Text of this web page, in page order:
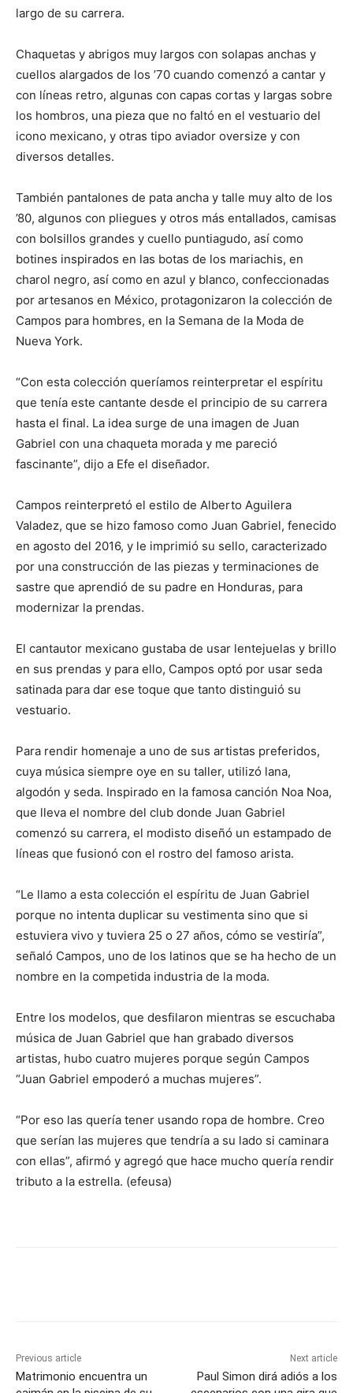
largo de su carrera.
Chaquetas y abrigos muy largos con solapas anchas y
cuellos alargados de los ’70 cuando comenzó a cantar y
con líneas retro, algunas con capas cortas y largas sobre
los hombros, una pieza que no faltó en el vestuario del
icono mexicano, y otras tipo aviador oversize y con
diversos detalles.
También pantalones de pata ancha y talle muy alto de los
’80, algunos con pliegues y otros más entallados, camisas
con bolsillos grandes y cuello puntiagudo, así como
botines inspirados en las botas de los mariachis, en
charol negro, así como en azul y blanco, confeccionadas
por artesanos en México, protagonizaron la colección de
Campos para hombres, en la Semana de la Moda de
Nueva York.
“Con esta colección queríamos reinterpretar el espíritu
que tenía este cantante desde el principio de su carrera
hasta el final. La idea surge de una imagen de Juan
Gabriel con una chaqueta morada y me pareció
fascinante”, dijo a Efe el diseñador.
Campos reinterpretó el estilo de Alberto Aguilera
Valadez, que se hizo famoso como Juan Gabriel, fenecido
en agosto del 2016, y le imprimió su sello, caracterizado
por una construcción de las piezas y terminaciones de
sastre que aprendió de su padre en Honduras, para
modernizar la prendas.
El cantautor mexicano gustaba de usar lentejuelas y brillo
en sus prendas y para ello, Campos optó por usar seda
satinada para dar ese toque que tanto distinguió su
vestuario.
Para rendir homenaje a uno de sus artistas preferidos,
cuya música siempre oye en su taller, utilizó lana,
algodón y seda. Inspirado en la famosa canción Noa Noa,
que lleva el nombre del club donde Juan Gabriel
comenzó su carrera, el modisto diseñó un estampado de
líneas que fusionó con el rostro del famoso arista.
“Le llamo a esta colección el espíritu de Juan Gabriel
porque no intenta duplicar su vestimenta sino que si
estuviera vivo y tuviera 25 o 27 años, cómo se vestiría”,
señaló Campos, uno de los latinos que se ha hecho de un
nombre en la competida industria de la moda.
Entre los modelos, que desfilaron mientras se escuchaba
música de Juan Gabriel que han grabado diversos
artistas, hubo cuatro mujeres porque según Campos
“Juan Gabriel empoderó a muchas mujeres”.
“Por eso las quería tener usando ropa de hombre. Creo
que serían las mujeres que tendría a su lado si caminara
con ellas”, afirmó y agregó que hace mucho quería rendir
tributo a la estrella. (efeusa)
Previous article
Matrimonio encuentra un
Next article
Paul Simon dirá adiós a los